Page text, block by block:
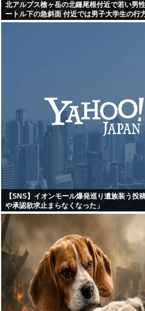
北アルプス槍ヶ岳の北鎌尾根付近で若い男
ートル下の急斜面 付近では男子大学生の行
【SNS】イオンモール爆発巡り遺族装う投
や承認欲求止まらなくなった」